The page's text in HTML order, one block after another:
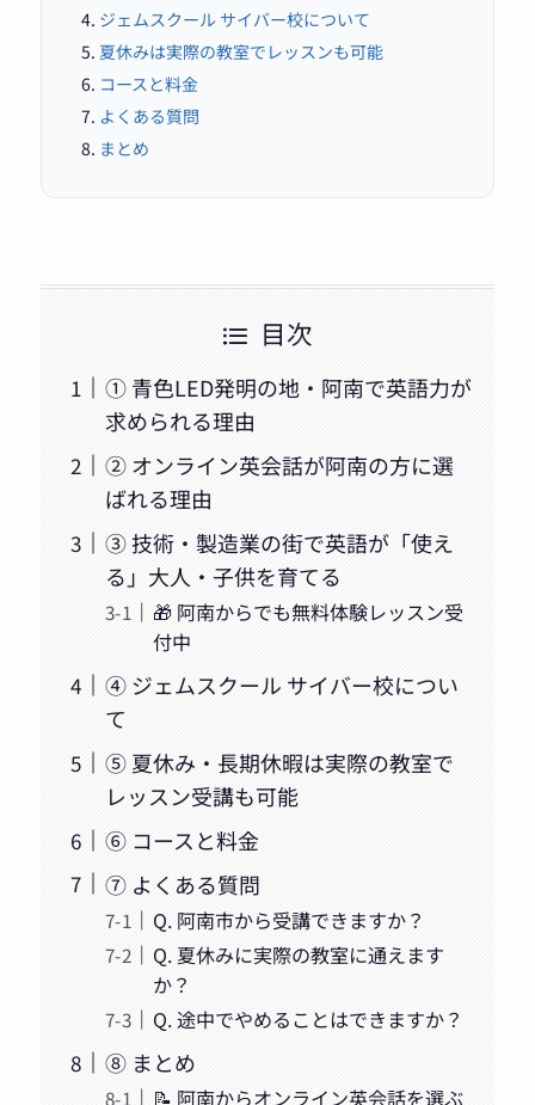
ジェムスクール サイバー校について
夏休みは実際の教室でレッスンも可能
コースと料金
よくある質問
まとめ
目次
① 青色LED発明の地・阿南で英語力が
求められる理由
② オンライン英会話が阿南の方に選
ばれる理由
③ 技術・製造業の街で英語が「使え
る」大人・子供を育てる
🎁 阿南からでも無料体験レッスン受
付中
④ ジェムスクール サイバー校につい
て
⑤ 夏休み・長期休暇は実際の教室で
レッスン受講も可能
⑥ コースと料金
⑦ よくある質問
Q. 阿南市から受講できますか？
Q. 夏休みに実際の教室に通えます
か？
Q. 途中でやめることはできますか？
⑧ まとめ
📝 阿南からオンライン英会話を選ぶ